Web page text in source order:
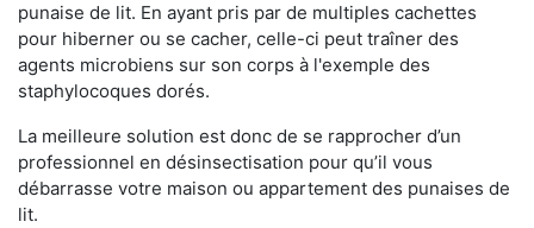
punaise de lit. En ayant pris par de multiples cachettes
pour hiberner ou se cacher, celle-ci peut traîner des
agents microbiens sur son corps à l'exemple des
staphylocoques dorés.
La meilleure solution est donc de se rapprocher d’un
professionnel en désinsectisation pour qu’il vous
débarrasse votre maison ou appartement des punaises de
lit.